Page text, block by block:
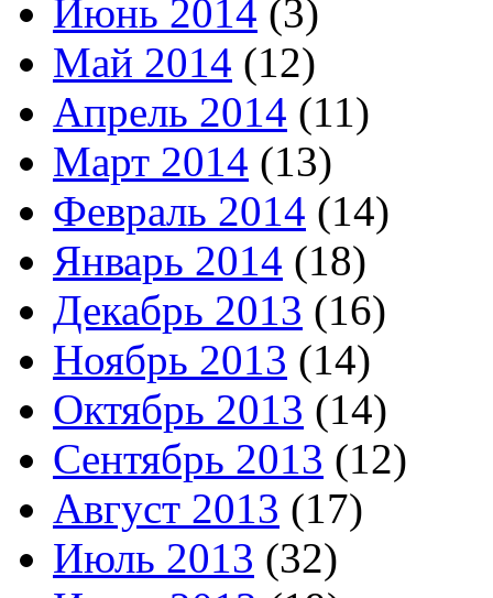
Июнь 2014 (3)
Май 2014 (12)
Апрель 2014 (11)
Март 2014 (13)
Февраль 2014 (14)
Январь 2014 (18)
Декабрь 2013 (16)
Ноябрь 2013 (14)
Октябрь 2013 (14)
Сентябрь 2013 (12)
Август 2013 (17)
Июль 2013 (32)